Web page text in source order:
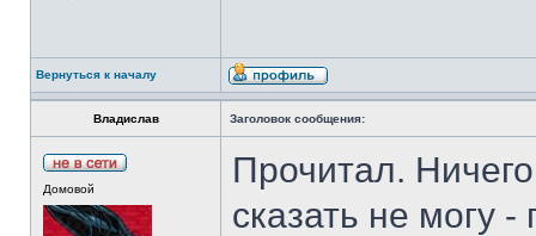
Вернуться к началу
Владислав Заголовок сообщения:
Домовой
Прочитал.
сказать не могу